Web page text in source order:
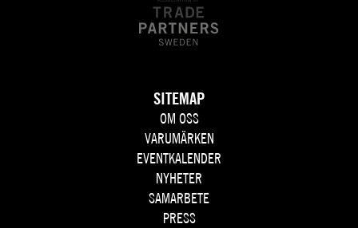
SITEMAP
OM OSS
VARUMÄRKEN
EVENTKALENDER
NYHETER
SAMARBETE
PRESS